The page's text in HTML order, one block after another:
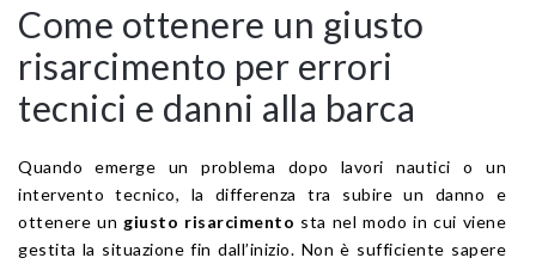
Come ottenere un giusto
risarcimento per errori
tecnici e danni alla barca
Quando emerge un problema dopo lavori nautici o un
intervento tecnico, la differenza tra subire un danno e
ottenere un giusto risarcimento sta nel modo in cui viene
gestita la situazione fin dall’inizio. Non è sufficiente sapere